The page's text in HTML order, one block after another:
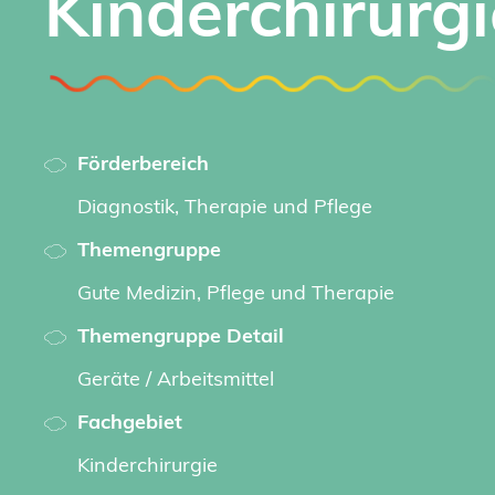
Förderbereich
Diagnostik, Therapie und Pflege
Themengruppe
Gute Medizin, Pflege und Therapie
Themengruppe Detail
Geräte / Arbeitsmittel
Fachgebiet
Kinderchirurgie